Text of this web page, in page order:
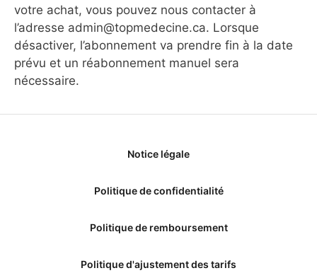
votre achat, vous pouvez nous contacter à
l’adresse admin@topmedecine.ca. Lorsque
désactiver, l’abonnement va prendre fin à la date
prévu et un réabonnement manuel sera
nécessaire.
Notice légale
Politique de confidentialité
Politique de remboursement
Politique d'ajustement des tarifs